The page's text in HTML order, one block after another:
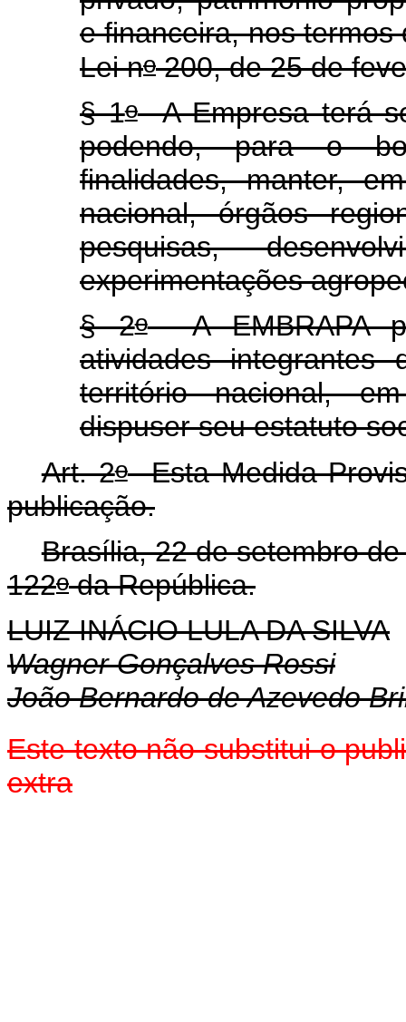
e financeira, nos termos
Lei no200, de 25 de
§ 1oA Empresa terá
podendo, para o
finalidades, manter,
nacional, órgãos
pesquisas,
experimentações
§ 2oA EMBRAPA
atividades
território nacional,
dispuser seu estatuto
Art. 2oEsta Medida
publicação.
Brasília, 22 de setembro
122oda República.
LUIZ INÁCIO LULA DA SILVA
Wagner Gonçalves Rossi
João Bernardo de Azevedo
Este texto não substitui o
extra